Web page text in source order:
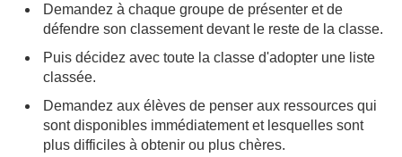
Demandez à chaque groupe de présenter et de
défendre son classement devant le reste de la classe.
Puis décidez avec toute la classe d'adopter une liste
classée.
Demandez aux élèves de penser aux ressources qui
sont disponibles immédiatement et lesquelles sont
plus difficiles à obtenir ou plus chères.